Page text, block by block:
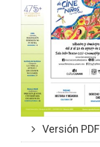
Versión PDF